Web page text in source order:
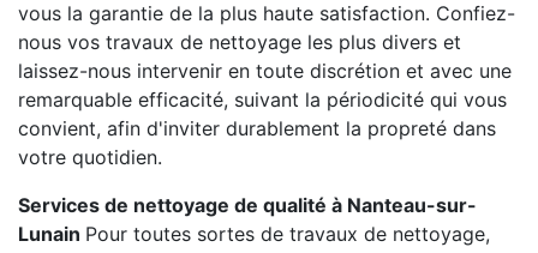
vous la garantie de la plus haute satisfaction. Confiez-
nous vos travaux de nettoyage les plus divers et
laissez-nous intervenir en toute discrétion et avec une
remarquable efficacité, suivant la périodicité qui vous
convient, afin d'inviter durablement la propreté dans
votre quotidien.
Services de nettoyage de qualité à Nanteau-sur-
Lunain Pour toutes sortes de travaux de nettoyage,